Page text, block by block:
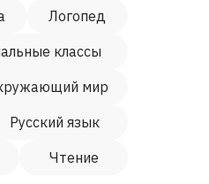
Логопед
классы
мир
Русский язык
Чтение